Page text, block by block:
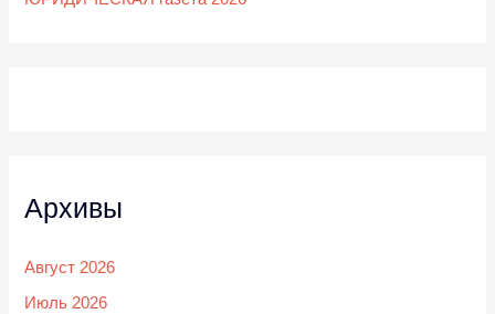
Архивы
Август 2026
Июль 2026